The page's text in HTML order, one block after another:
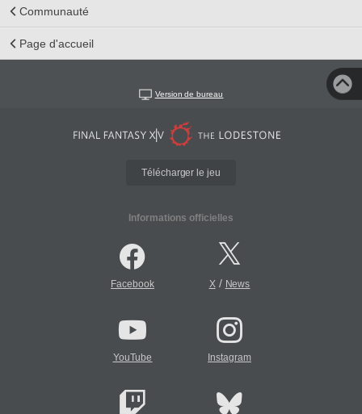
Communauté
Page d'accueil
Version de bureau
Télécharger le jeu
Informations officielles
Facebook X/ News
YouTube Instagram